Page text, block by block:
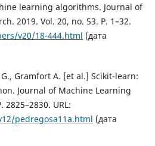
learning algorithms. Journal of
2019. Vol. 20, no. 53. P. 1–32.
v20/18-444.html (дата
Gramfort A. [et al.] Scikit-learn:
Journal of Machine Learning
2825–2830. URL:
pedregosa11a.html (дата